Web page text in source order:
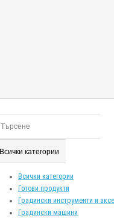
Всички категории
Всички категории
Готови продукти
Градински инструменти и
Градински машини